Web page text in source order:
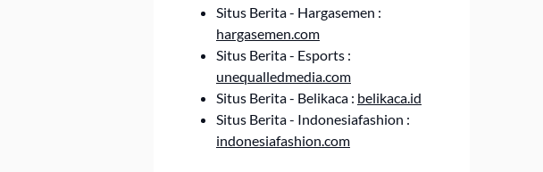
Situs Berita - Hargasemen :
hargasemen.com
Situs Berita - Esports :
unequalledmedia.com
Situs Berita - Belikaca : belikaca.id
Situs Berita - Indonesiafashion :
indonesiafashion.com